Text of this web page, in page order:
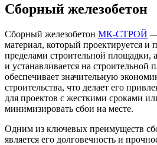
Сборный железобетон
Сборный железобетон МК-СТРОЙ —
материал, который проектируется и
пределами строительной площадки,
и устанавливается на строительной
обеспечивает значительную
строительства, что делает его
для проектов с жесткими сроками
минимизировать сбои на месте.
Одним из ключевых преимуществ
является его долговечность и